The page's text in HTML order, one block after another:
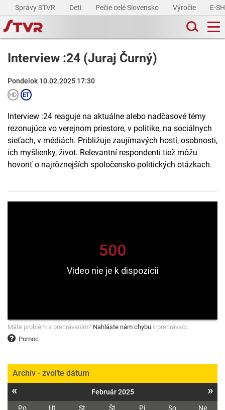
Správy STVR Deti Pečie celé Slovensko Výročie E-
Interview :24 (Juraj Čurný)
Pondelok 10.02.2025 17:30
Interview :24 reaguje na aktuálne alebo nadčasové témy
rezonujúce vo verejnom priestore, v politike, na sociálnych
sieťach, v médiách. Približuje zaujímavých hostí, osobnosti,
ich myšlienky, život. Relevantní respondenti tiež môžu
hovoriť o najrôznejších spoločensko-politických otázkach.
Pomoc
Máte problém s prehrávaním? Nahláste nám chybu v prehrávači.
Archív - zvoľte dátum
« Február 2025 »
Po Ut St Št Pi So
Ne